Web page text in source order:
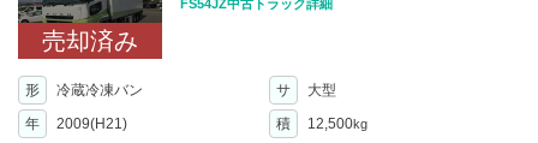
売却済み
FS54JZ中古トラック詳細
形 冷蔵冷凍バン サ
大型
年
2009(H21) 積 12,500kg